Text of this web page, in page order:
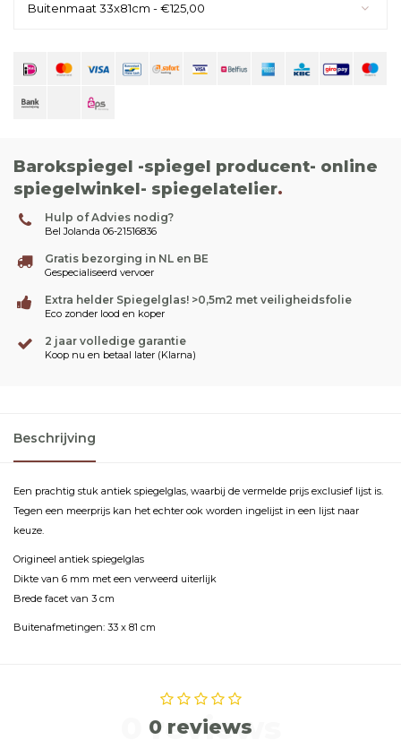
Buitenmaat 33x81cm - €125,00
Barokspiegel -spiegel producent- online
spiegelwinkel- spiegelatelier.
Hulp of Advies nodig?
Bel Jolanda 06-21516836
Gratis bezorging in NL en BE
Gespecialiseerd vervoer
Extra helder Spiegelglas! >0,5m2 met veiligheidsfolie
Eco zonder lood en koper
2 jaar volledige garantie
Koop nu en betaal later (Klarna)
Beschrijving
Een prachtig stuk antiek spiegelglas, waarbij de vermelde prijs exclusief lijst is.
Tegen een meerprijs kan het echter ook worden ingelijst in een lijst naar
keuze.
Origineel antiek spiegelglas
Dikte van 6 mm met een verweerd uiterlijk
Brede facet van 3 cm
Buitenafmetingen: 33 x 81 cm
0 reviews
0 reviews